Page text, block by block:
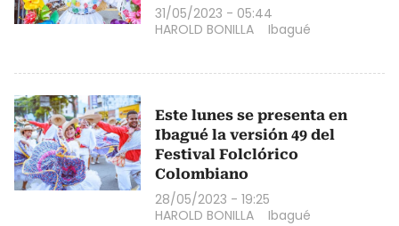
31/05/2023 - 05:44
HAROLD BONILLA
Ibagué
Este lunes se presenta en
Ibagué la versión 49 del
Festival Folclórico
Colombiano
28/05/2023 - 19:25
HAROLD BONILLA
Ibagué